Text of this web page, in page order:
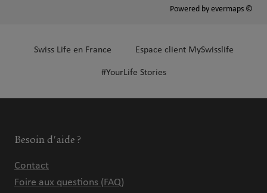
Powered by evermaps ©
Swiss Life en France Espace client MySwisslife
#YourLife Stories
Besoin d'aide ?
Contact
Foire aux questions (FAQ)